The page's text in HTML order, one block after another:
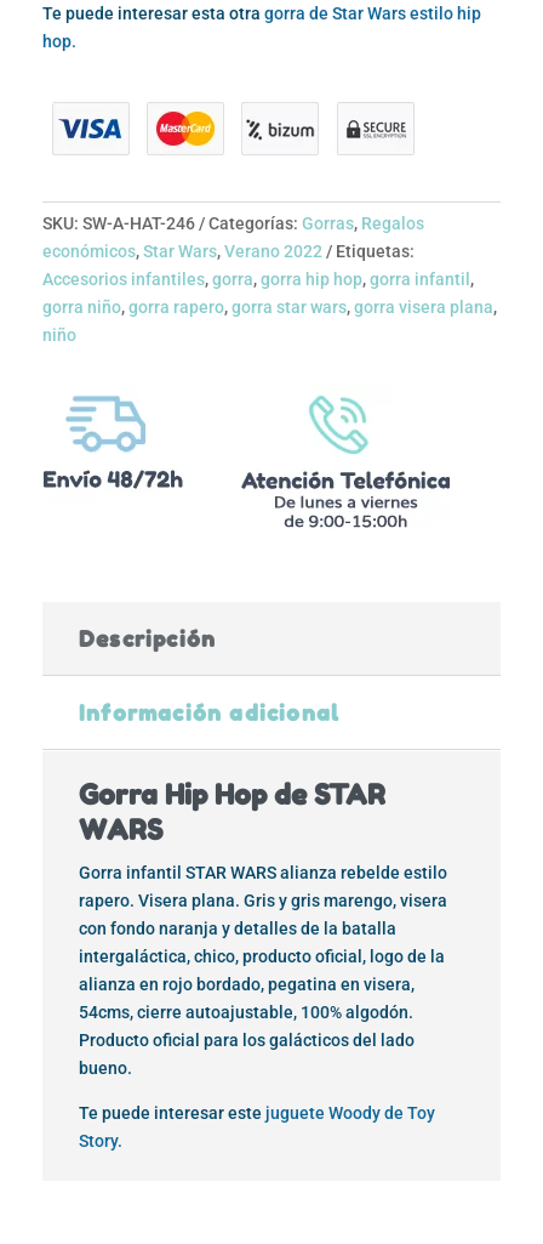
Te puede interesar esta otra gorra de Star Wars estilo hip
hop.
SKU: SW-A-HAT-246 Categorías: Gorras, Regalos
económicos,Star Wars,Verano 2022
Etiquetas:
Accesorios infantiles,gorra,gorra hip hop,gorra infantil ,
gorra niño,gorra rapero,gorra star wars,gorra visera plana,
niño
Descripción
Información adicional
Gorra Hip Hop de STAR
WARS
Gorra infantil STAR WARS alianza rebelde estilo
rapero. Visera plana. Gris y gris marengo, visera
con fondo naranja y detalles de la batalla
intergaláctica, chico, producto oficial, logo de la
alianza en rojo bordado, pegatina en visera,
54cms, cierre autoajustable, 100% algodón.
Producto oficial para los galácticos del lado
bueno.
Te puede interesar este juguete Woody de Toy
Story.